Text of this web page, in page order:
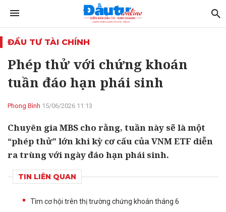
ĐẦU TƯ TÀI CHÍNH
Phép thử với chứng khoán
tuần đáo hạn phái sinh
Phong Bình 15/06/2026 11:13
Chuyên gia MBS cho rằng, tuần này sẽ là một
“phép thử” lớn khi kỳ cơ cấu của VNM ETF diễn
ra trùng với ngày đáo hạn phái sinh.
TIN LIÊN QUAN
Tìm cơ hội trên thị trường chứng khoán tháng 6